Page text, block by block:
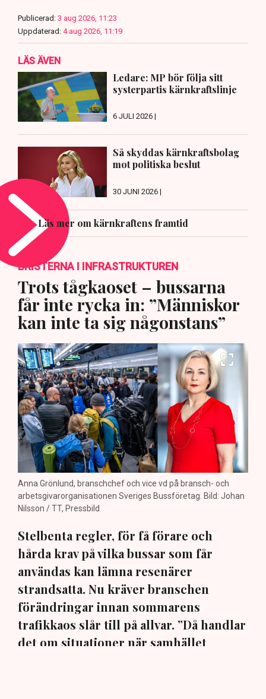
Publicerad: 3 aug 2026, 11:23
Uppdaterad: 4 aug 2026, 11:19
LÄS ÄVEN
Ledare: MP bör följa sitt
systerpartis kärnkraftslinje
6 JULI 2026 |
Så skyddas kärnkraftsbolag
mot politiska beslut
30 JUNI 2026 |
Läs mer om kärnkraftens framtid
BRISTERNA I INFRASTRUKTUREN
Trots tågkaoset – bussarna
får inte rycka in: ”Människor
kan inte ta sig någonstans”
Anna Grönlund, branschchef och vice vd på bransch- och
arbetsgivarorganisationen Sveriges Bussföretag. Bild: Johan
Nilsson / TT, Pressbild
Stelbenta regler, för få förare och
hårda krav på vilka bussar som får
användas kan lämna resenärer
strandsatta. Nu kräver branschen
förändringar innan sommarens
trafikkaos slår till på allvar. ”Då handlar
det om situationer när samhället